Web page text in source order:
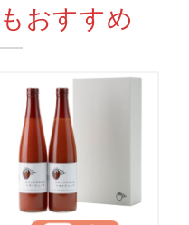
おすすめ